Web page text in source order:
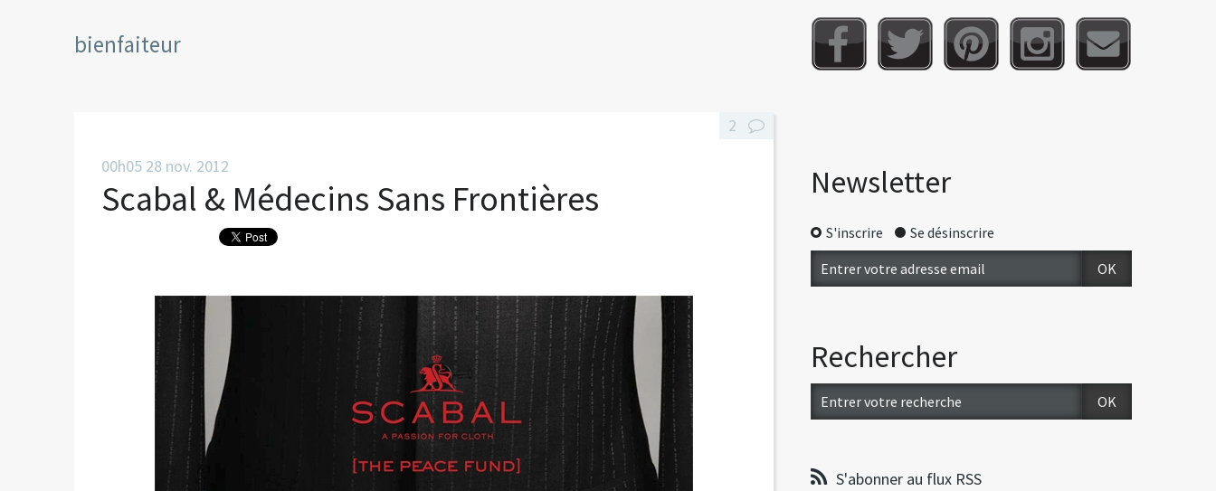
bienfaiteur
00h05 28 nov. 2012
Scabal & Médecins Sans Frontières
2
Newsletter
S'inscrire Se désinscrire
Rechercher
S'abonner au flux RSS